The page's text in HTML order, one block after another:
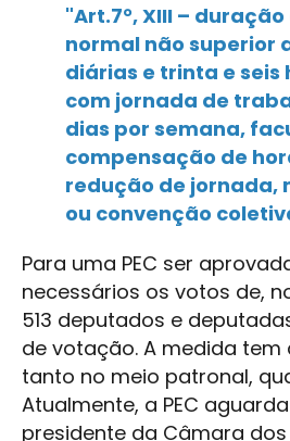
"Art.7°, XIII –
normal não superior
diárias e trinta e seis
com jornada de
dias por semana,
compensação de
redução de jornada,
ou convenção
Para uma PEC ser
necessários os votos de,
513 deputados e
de votação. A medida tem
tanto no meio patronal,
Atualmente, a PEC
presidente da Câmara